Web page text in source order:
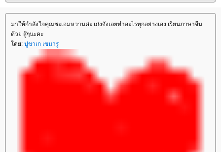
มาให้กำลังใจคุณชะเอมหวานค่ะ เก่งจังเลยทำอะไรทุกอย่างเอง เรียนภาษาจีน
ด้วย สู้ๆนะคะ
ดย: ปูขาเก เซมารู